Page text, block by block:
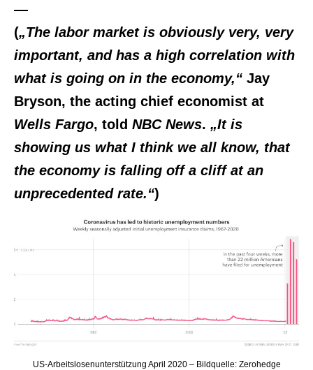
—
(„The labor market is obviously very, very
important, and has a high correlation with
what is going on in the economy,“ Jay
Bryson, the acting chief economist at
Wells Fargo, told NBC News. „It is
showing us what I think we all know, that
the economy is falling off a cliff at an
unprecedented rate.“)
US-Arbeitslosenunterstützung April 2020 – Bildquelle: Zerohedge